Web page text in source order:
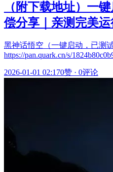
（附下载地址）一
偿分享｜亲测完美
黑神话悟空（一键启动，已测
https://pan.quark.cn/s/
2026-01-01 02:170赞 · 0评论